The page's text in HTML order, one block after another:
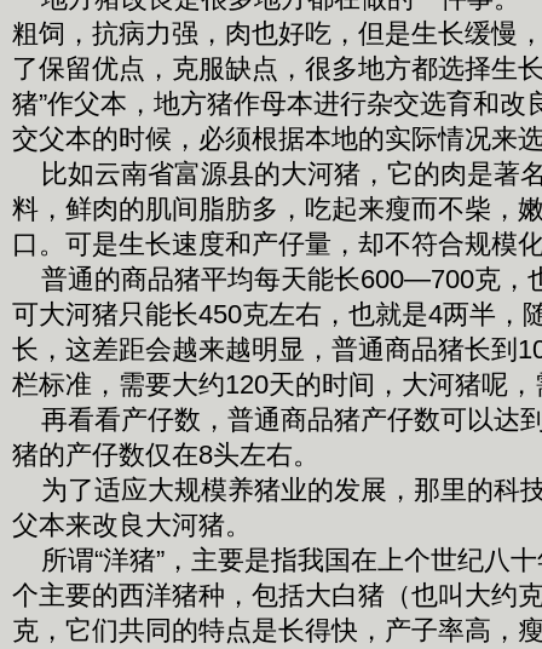
粗饲，抗病力强，肉也好吃，但是生长缓慢
了保留优点，克服缺点，很多地方都选择生
猪”作父本，地方猪作母本进行杂交选育和改
交父本的时候，必须根据本地的实际情况来
比如云南省富源县的大河猪，它的肉是著
料，鲜肉的肌间脂肪多，吃起来瘦而不柴，
口。可是生长速度和产仔量，却不符合规模
普通的商品猪平均每天能长600—700克
可大河猪只能长450克左右，也就是4两半，
长，这差距会越来越明显，普通商品猪长到
栏标准，需要大约120天的时间，大河猪呢
再看看产仔数，普通商品猪产仔数可以达
猪的产仔数仅在8头左右。
为了适应大规模养猪业的发展，那里的科
父本来改良大河猪。
所谓“洋猪”，主要是指我国在上个世纪八
个主要的西洋猪种，包括大白猪（也叫大约
克，它们共同的特点是长得快，产子率高，